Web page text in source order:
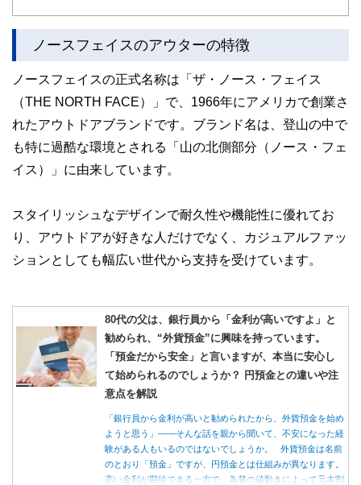
ノースフェイスのアウターの特徴
ノースフェイスの正式名称は「ザ・ノース・フェイス
（THE NORTH FACE）」で、1966年にアメリカで創業さ
れたアウトドアブランドです。ブランド名は、登山の中で
も特に過酷な環境とされる「山の北側部分（ノース・フェ
イス）」に由来しています。
スタイリッシュなデザインで耐久性や機能性に優れてお
り、アウトドアが好きな人だけでなく、カジュアルファッ
ションとしても幅広い世代から支持を受けています。
80代の父は、銀行員から「金利が高いですよ」と
勧められ、“外貨預金”に興味を持っています。
「預金だから安全」と言いますが、本当に安心し
て始められるのでしょうか？ 円預金との違いや注
意点を解説
「銀行員から金利が高いと勧められたから、外貨預金を始め
ようと思う」――そんな話を親から聞いて、不安になった経
験がある人もいるのではないでしょうか。 外貨預金は名前
のとおり「預金」ですが、円預金とは仕組みが異なります。
高い金利が期待できる一方で、為替の値動きによって元本割